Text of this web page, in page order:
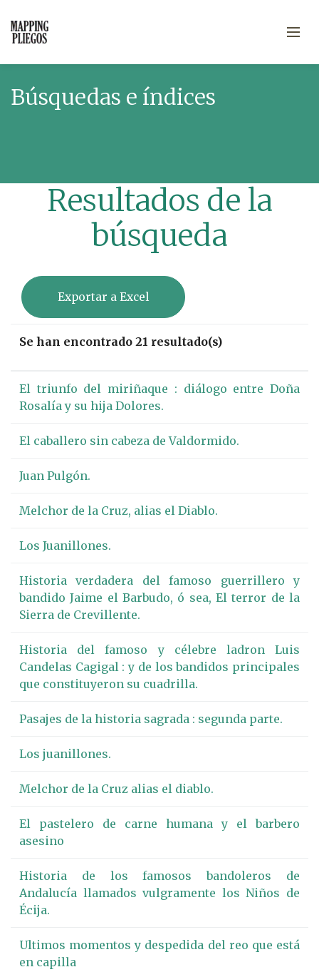
Búsquedas e índices
Resultados de la
búsqueda
Exportar a Excel
Se han encontrado 21 resultado(s)
El triunfo del miriñaque : diálogo entre Doña
Rosalía y su hija Dolores.
El caballero sin cabeza de Valdormido.
Juan Pulgón.
Melchor de la Cruz, alias el Diablo.
Los Juanillones.
Historia verdadera del famoso guerrillero y
bandido Jaime el Barbudo, ó sea, El terror de la
Sierra de Crevillente.
Historia del famoso y célebre ladron Luis
Candelas Cagigal : y de los bandidos principales
que constituyeron su cuadrilla.
Pasajes de la historia sagrada : segunda parte.
Los juanillones.
Melchor de la Cruz alias el diablo.
El pastelero de carne humana y el barbero
asesino
Historia de los famosos bandoleros de
Andalucía llamados vulgramente los Niños de
Écija.
Ultimos momentos y despedida del reo que está
en capilla